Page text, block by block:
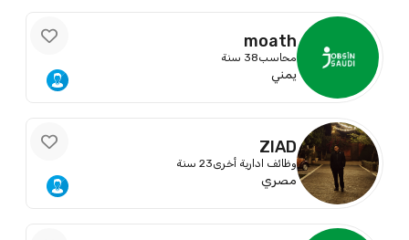
moath
محاسب38 سنة
يمني
ZIAD
وظائف ادارية أخرى23 سنة
مصري